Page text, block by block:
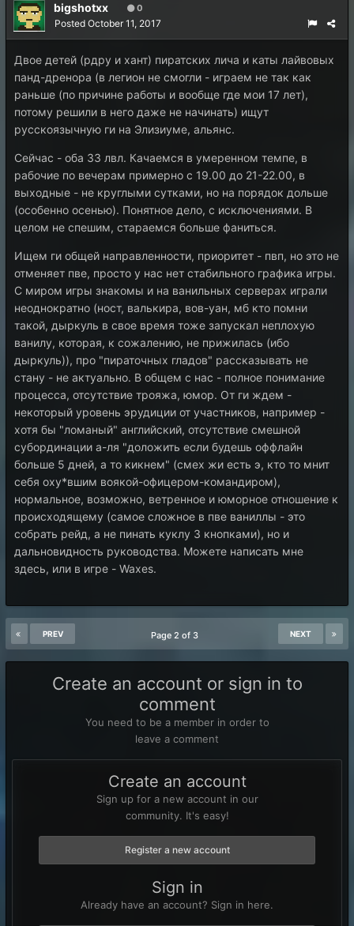
bigshotxx 0
Posted October 11, 2017
Двое детей (рдру и хант) пиратских лича и каты лайвовых
панд-дренора (в легион не смогли - играем не так как
раньше (по причине работы и вообще где мои 17 лет),
потому решили в него даже не начинать) ищут
русскоязычную ги на Элизиуме, альянс.
Сейчас - оба 33 лвл. Качаемся в умеренном темпе, в
рабочие по вечерам примерно с 19.00 до 21-22.00, в
выходные - не круглыми сутками, но на порядок дольше
(особенно осенью). Понятное дело, с исключениями. В
целом не спешим, стараемся больше фаниться.
Ищем ги общей направленности, приоритет - пвп, но это не
отменяет пве, просто у нас нет стабильного графика игры.
С миром игры знакомы и на ванильных серверах играли
неоднократно (ност, валькира, вов-уан, мб кто помни
такой, дыркуль в свое время тоже запускал неплохую
ванилу, которая, к сожалению, не прижилась (ибо
дыркуль)), про "пираточных гладов" рассказывать не
стану - не актуально. В общем с нас - полное понимание
процесса, отсутствие трояжа, юмор. От ги ждем -
некоторый уровень эрудиции от участников, например -
хотя бы "ломаный" английский, отсутствие смешной
субординации а-ля "доложить если будешь оффлайн
больше 5 дней, а то кикнем" (смех жи есть э, кто то мнит
себя оxy*вшим воякой-офицером-командиром),
нормальное, возможно, ветренное и юморное отношение к
происходящему (самое сложное в пве ваниллы - это
собрать рейд, а не пинать куклу 3 кнопками), но и
дальновидность руководства. Можете написать мне
здесь, или в игре - Waxes.
PREV NEXT
Page 2 of 3
Create an account or sign in to
comment
You need to be a member in order to
leave a comment
Create an account
Sign up for a new account in our
community. It's easy!
Register a new account
Sign in
Already have an account? Sign in here.